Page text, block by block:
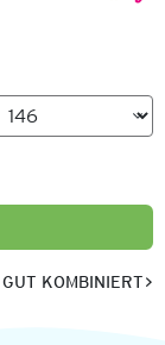
GUT KOMBINIERT